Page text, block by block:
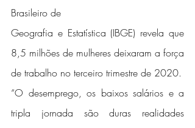
Brasileiro de
Geografia e Estatística (IBGE) revela que
8,5 milhões de mulheres deixaram a força
de trabalho no terceiro trimestre de 2020.
“O desemprego, os baixos salários e a
tripla jornada são duras realidades